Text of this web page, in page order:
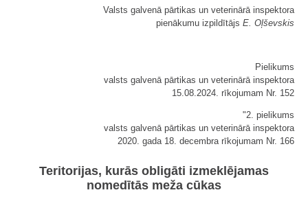
Valsts galvenā pārtikas un veterinārā inspektora
pienākumu izpildītājs E. Oļševskis
Pielikums
valsts galvenā pārtikas un veterinārā inspektora
15.08.2024. rīkojumam Nr. 152
"2. pielikums
valsts galvenā pārtikas un veterinārā inspektora
2020. gada 18. decembra rīkojumam Nr. 166
Teritorijas, kurās obligāti izmeklējamas
nomedītās meža cūkas